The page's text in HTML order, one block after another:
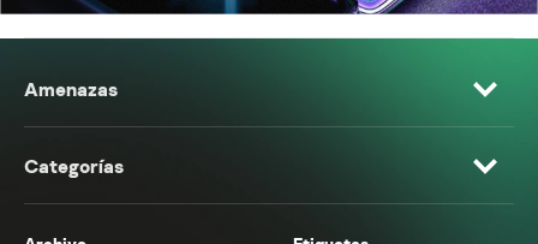
Amenazas
Categorías